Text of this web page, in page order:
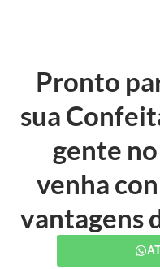
Pronto
sua
gente
venha
vantagens